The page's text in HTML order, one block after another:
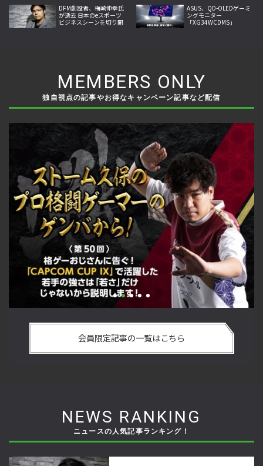
開
DFM創設者、梅崎伸幸氏
が逝去 日本のeスポーツ
ビジネスシーンを切り開
ASUS、QD-OLEDゲーミ
ングモニター
「XG34WCDMS」
MEMBERS ONLY
独自視点の記事やお得なキャンペーン記事など配信
の強さは 「若さ」だけじゃないから説明します！【ストーム
久保のプロ格闘ゲーマーのゲンバから！ 第50回】
会員限定記事の一覧はこちら
NEWS RANKING
ニュースの人気記事ランキング！